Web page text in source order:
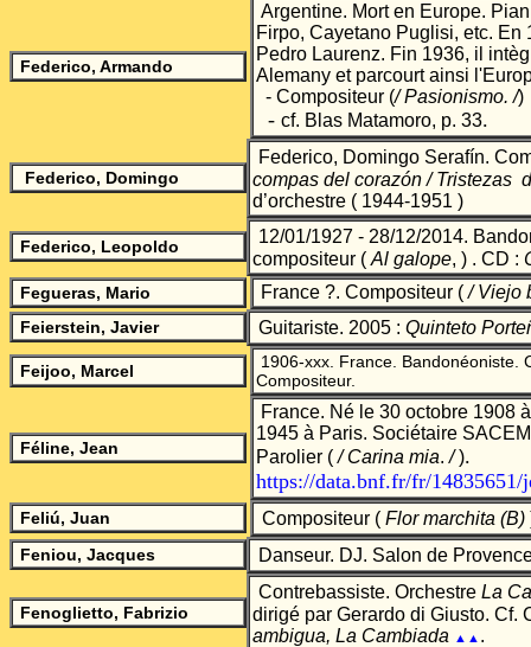
Federico, Armando
Argentine. Mort en Europe.
Firpo, Cayetano Puglisi, etc. En
Pedro Laurenz. Fin 1936, il
Alemany et parcourt ainsi
- Compositeur (/ Pasionismo. /)
- cf. Blas Matamoro, p. 33.
Federico, Domingo
Federico, Domingo Serafín.
compas del corazón /Tristezas
d’orchestre ( 1944-1951 )
Federico, Leopoldo
12/01/1927 - 28/12/2014.
compositeur ( Al galope, ) . CD :
Fegueras, Mario France ?. Compositeur (/ Viejo
Feierstein, Javier Guitariste. 2005 : Quinteto
Feijoo, Marcel
1906-xxx. France. Bandonéoniste.
Compositeur.
Féline, Jean
France. Né le 30 octobre 1908
1945 à Paris. Sociétaire
Parolier (/ Carina mia./).
https://data.bnf.fr/fr/14835651/
Feliú, Juan Compositeur ( Flor marchita (B)
Feniou, Jacques Danseur. DJ. Salon de
Fenoglietto, Fabrizio
Contrebassiste. Orchestre La
dirigé par Gerardo di Giusto. Cf.
ambigua, La Cambiada
▲▲ .